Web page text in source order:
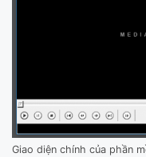
Giao diện chính của phần